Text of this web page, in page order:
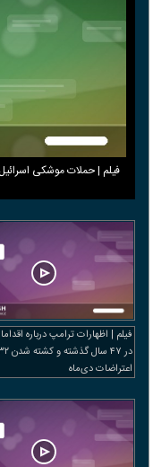
فیلم | حملات موشکی
فیلم | اظهارات ترامپ درباره
اعتراضات دی‌ماه